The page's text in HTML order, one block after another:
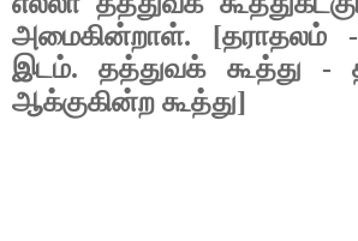
அமைகின்றாள். [தராதலம் -
இடம். தத்துவக் கூத்து -
ஆக்குகின்ற கூத்து]